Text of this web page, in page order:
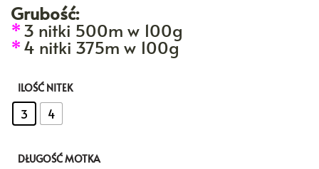
Grubość:
*3 nitki 500m w 100g
*4 nitki 375m w 100g
ILOŚĆ NITEK
3 4
DŁUGOŚĆ MOTKA